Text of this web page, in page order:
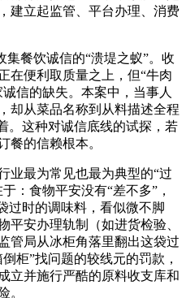
建立起监管、平台办理、消费
餐饮诚信的“溃堤之蚁”。收
在便利取质量之上，但“牛肉
信的缺失。本案中，当事人
却从菜品名称到从料描述全程
。这种对诚信底线的试探，若
餐的信赖根本。
最为常见也最为典型的“过
：食物平安没有“差不多”，
过时的调味料，看似微不脚
平安办理轨制（如进货检验、
管局从冰柜角落里翻出这袋过
柜”找问题的较线元的罚款，
立并施行严酷的原料收支库和
。